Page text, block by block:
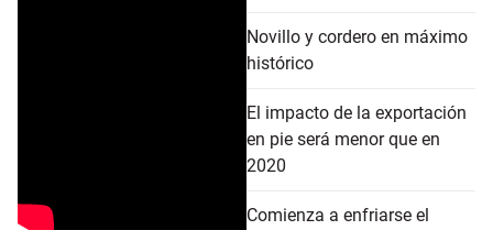
Novillo y cordero en máximo
histórico
El impacto de la exportación
en pie será menor que en
2020
Comienza a enfriarse el